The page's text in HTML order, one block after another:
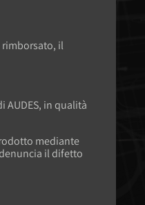
rimborsato, il
in qualità
mediante
il difetto